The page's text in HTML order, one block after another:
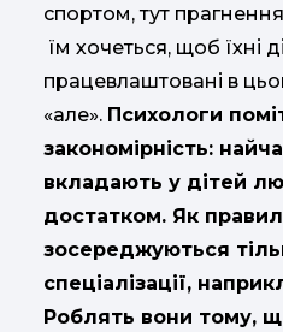
спортом, тут прагнення
їм хочеться, щоб їхні
працевлаштовані в
«але». Психологи
закономірність:
вкладають у дітей
достатком. Як
зосереджуються
спеціалізації,
Роблять вони тому,